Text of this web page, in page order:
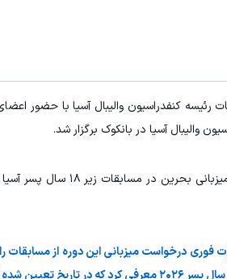
کنفدراسیون والیبال آسیا با حضور
والیبال آسیا در بانکوک برگزار شد.
یکی از مصوبات این
فوری درخواست میزبانی این دوره از مسابقات